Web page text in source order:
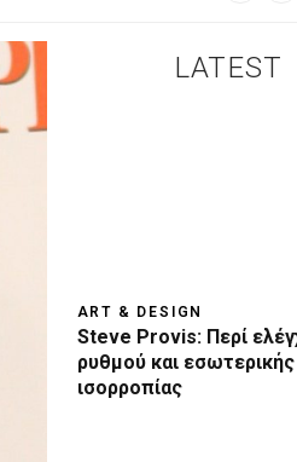
LATEST
ART & DESIGN
Steve Provis: Περί
ρυθμού και εσωτερικής
ισορροπίας